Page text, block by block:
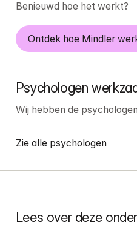
Benieuwd hoe het werkt?
Ontdek hoe Mindler
Psychologen
Wij hebben de
Zie alle psychologen
Lees over deze